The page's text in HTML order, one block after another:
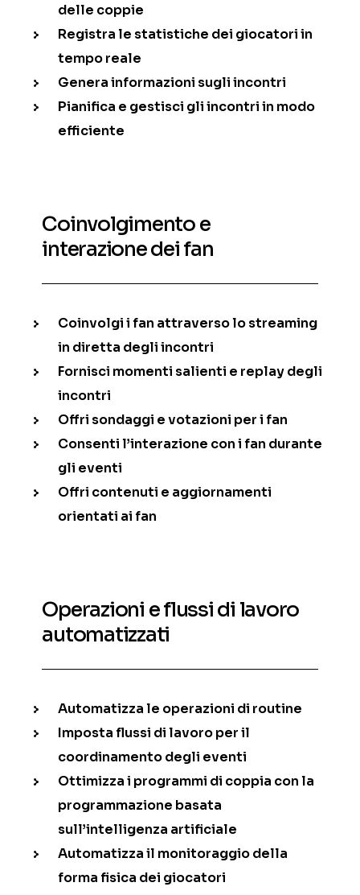
delle coppie
Registra le statistiche dei giocatori in
tempo reale
Genera informazioni sugli incontri
Pianifica e gestisci gli incontri in modo
efficiente
Coinvolgimento e
interazione dei fan
Coinvolgi i fan attraverso lo streaming
in diretta degli incontri
Fornisci momenti salienti e replay degli
incontri
Offri sondaggi e votazioni per i fan
Consenti l’interazione con i fan durante
gli eventi
Offri contenuti e aggiornamenti
orientati ai fan
Operazioni e flussi di lavoro
automatizzati
Automatizza le operazioni di routine
Imposta flussi di lavoro per il
coordinamento degli eventi
Ottimizza i programmi di coppia con la
programmazione basata
sull’intelligenza artificiale
Automatizza il monitoraggio della
forma fisica dei giocatori